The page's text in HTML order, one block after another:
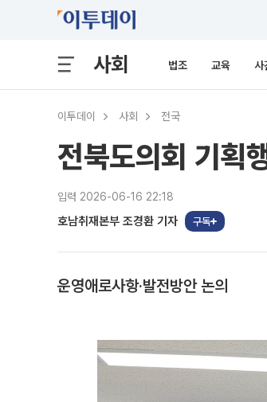
사회 법조 교육 사
이투데이 사회 전국
전북도의회 기획
입력 2026-06-16 22:18
호남취재본부 조경환 기자 구독
운영애로사항·발전방안 논의